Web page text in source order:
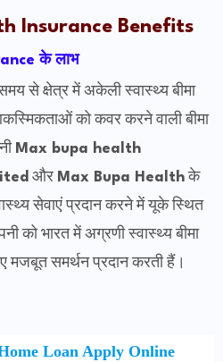
Insurance Benefits
के लाभ
से क्षेत्र में अकेली स्वास्थ्य बीमा
को कवर करने वाली बीमा
Max bupa health
और Max Bupa Healthके
सेवाएं प्रदान करने में यूके स्थित
को भारत में अग्रणी स्वास्थ्य बीमा
मजबूत समर्थन प्रदान करती हैं।
Loan Apply Online